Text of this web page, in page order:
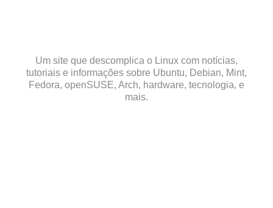
Um site que descomplica o Linux com notícias,
tutoriais e informações sobre Ubuntu, Debian, Mint,
Fedora, openSUSE, Arch, hardware, tecnologia, e
mais.